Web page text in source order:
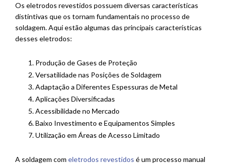
Os eletrodos revestidos possuem diversas características
distintivas que os tornam fundamentais no processo de
soldagem. Aqui estão algumas das principais características
desses eletrodos:
Produção de Gases de Proteção
Versatilidade nas Posições de Soldagem
Adaptação a Diferentes Espessuras de Metal
Aplicações Diversificadas
Acessibilidade no Mercado
Baixo Investimento e Equipamentos Simples
Utilização em Áreas de Acesso Limitado
A soldagem com eletrodos revestidos é um processo manual